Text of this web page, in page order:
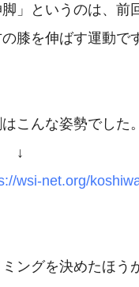
脚」というのは、
の膝を伸ばす運動で
こんな姿勢でした。
wsi-net.org/
ミングを決めたほう